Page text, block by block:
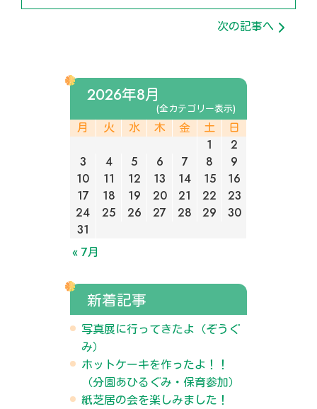
次の記事へ
2026年8月
(全カテゴリー表示)
月 火 水 木 金 土 日
« 7月
1
2
3
4 5 6 7 8
9
10
11 12 13 14 15
16
17
18 19 20 21 22
23
24
25 26 27 28 29
30
31
新着記事
写真展に行ってきたよ（ぞうぐ
み）
ホットケーキを作ったよ！！
（分園あひるぐみ・保育参加）
紙芝居の会を楽しみました！